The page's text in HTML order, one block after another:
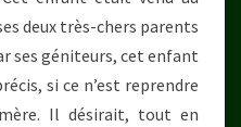
deux très-chers parents
ses géniteurs, cet enfant
si ce n’est reprendre
Il désirait, tout en